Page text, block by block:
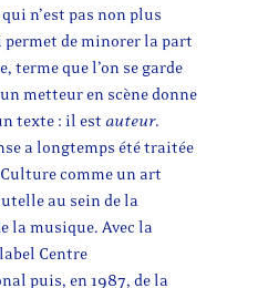
n’est pas non plus
permet de minorer la part
terme que l’on se garde
metteur en scène donne
texte : il est auteur.
a longtemps été traitée
comme un art
au sein de la
la musique. Avec la
Centre
puis, en 1987, de la